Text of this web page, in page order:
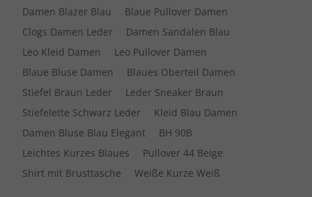
Damen Blazer Blau
Blaue Pullover Damen
Clogs Damen Leder
Damen Sandalen Blau
Leo Kleid Damen
Leo Pullover Damen
Blaue Bluse Damen
Blaues Oberteil Damen
Stiefel Braun Leder
Leder Sneaker Braun
Stiefelette Schwarz Leder
Kleid Blau Damen
Damen Bluse Blau Elegant
BH 90B
Leichtes Kurzes Blaues
Pullover 44 Beige
Shirt mit Brusttasche
Weiße Kurze Weiß